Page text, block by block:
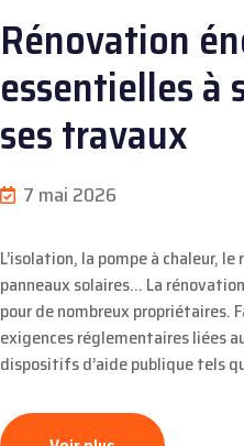
Rénovation
essentielles à
ses travaux
7 mai 2026
L’isolation, la pompe à chaleur,
panneaux solaires… La
pour de nombreux propriétaires.
exigences réglementaires liées
dispositifs d’aide publique tels